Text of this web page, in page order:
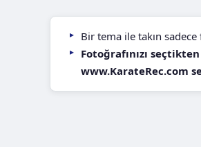
Bir tema ile takın
Fotoğrafınızı
www.KarateRec.com